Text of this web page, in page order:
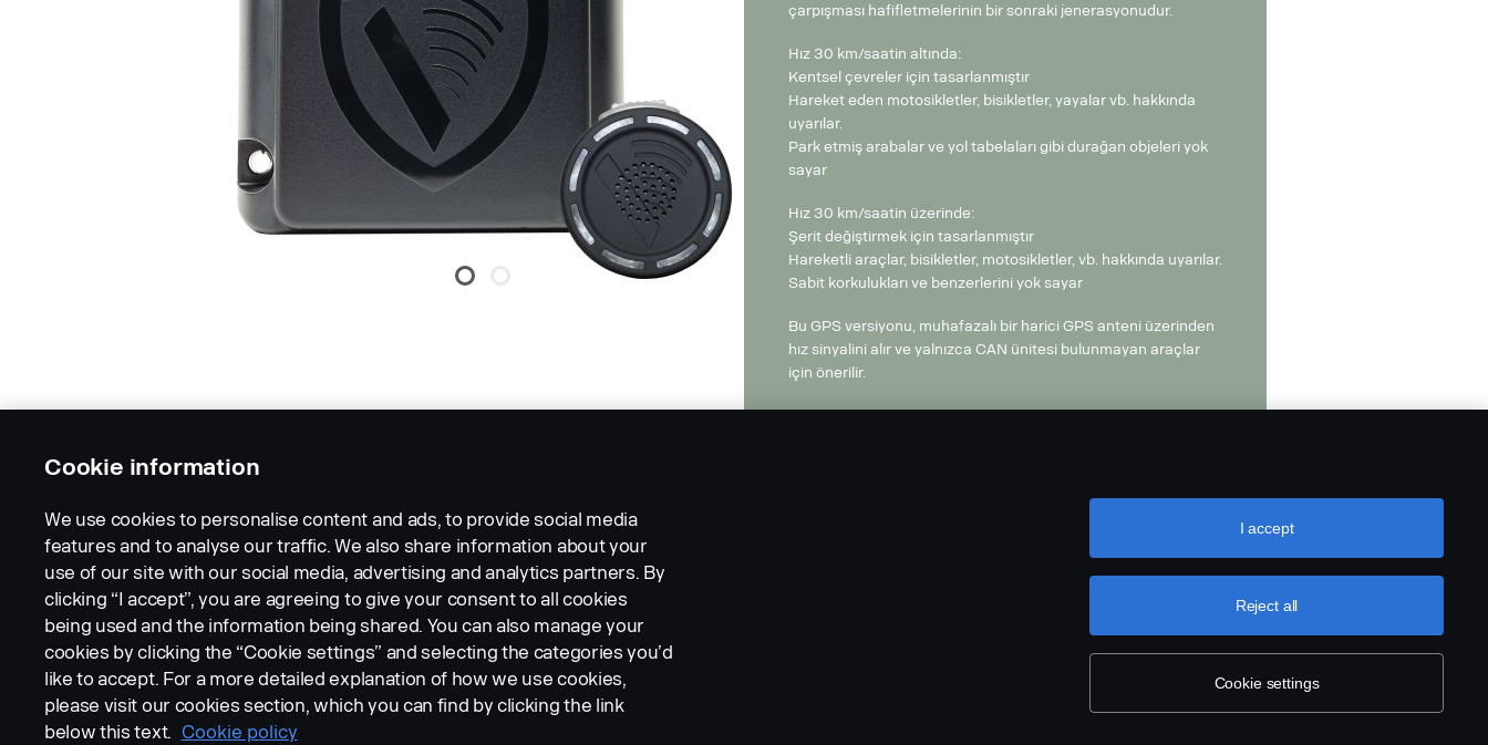
çarpışması hafifletmelerinin bir sonraki jenerasyonudur.
Hız 30 km/saatin altında:
Kentsel çevreler için tasarlanmıştır
Hareket eden motosikletler, bisikletler, yayalar vb. hakkında
uyarılar.
Park etmiş arabalar ve yol tabelaları gibi durağan objeleri yok
sayar
Hız 30 km/saatin üzerinde:
Şerit değiştirmek için tasarlanmıştır
Hareketli araçlar, bisikletler, motosikletler, vb. hakkında uyarılar.
Sabit korkulukları ve benzerlerini yok sayar
Bu GPS versiyonu, muhafazalı bir harici GPS anteni üzerinden
hız sinyalini alır ve yalnızca CAN ünitesi bulunmayan araçlar
için önerilir.
LEGAL NOTICE COOKIES PRIVACY STATEMENT
Cookie information
We use cookies to personalise content and ads, to provide social media
features and to analyse our traffic. We also share information about your
use of our site with our social media, advertising and analytics partners. By
clicking “I accept”, you are agreeing to give your consent to all cookies
being used and the information being shared. You can also manage your
cookies by clicking the “Cookie settings” and selecting the categories you’d
like to accept. For a more detailed explanation of how we use cookies,
please visit our cookies section, which you can find by clicking the link
below this text. Cookie policy
Cookie settings
Reject all
I accept